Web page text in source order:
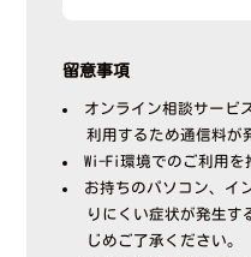
留意事項
オンライン相談サービ
利用するため通信料が
Wi-Fi環境でのご利用を
お持ちのパソコン、イ
りにくい症状が発生す
じめご了承ください。